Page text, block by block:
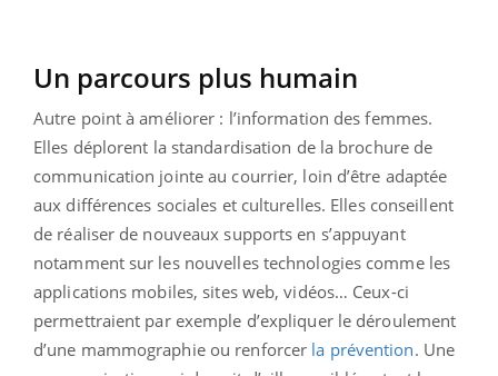
Un parcours plus humain
Autre point à améliorer : l’information des femmes.
Elles déplorent la standardisation de la brochure de
communication jointe au courrier, loin d’être adaptée
aux différences sociales et culturelles. Elles conseillent
de réaliser de nouveaux supports en s’appuyant
notamment sur les nouvelles technologies comme les
applications mobiles, sites web, vidéos… Ceux-ci
permettraient par exemple d’expliquer le déroulement
d’une mammographie ou renforcer la prévention. Une